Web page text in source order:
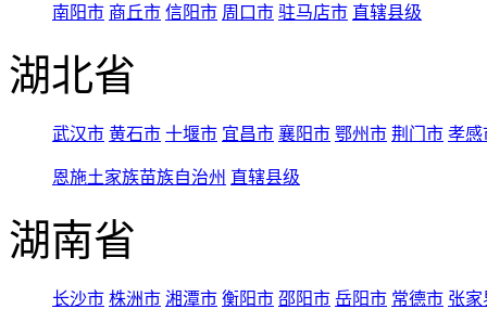
南阳市 商丘市 信阳市 周口市 驻马店市 直辖县级
湖北省
武汉市 黄石市 十堰市 宜昌市 襄阳市 鄂州市 荆门市 孝感
恩施土家族苗族自治州 直辖县级
湖南省
长沙市 株洲市 湘潭市 衡阳市 邵阳市 岳阳市 常德市 张家